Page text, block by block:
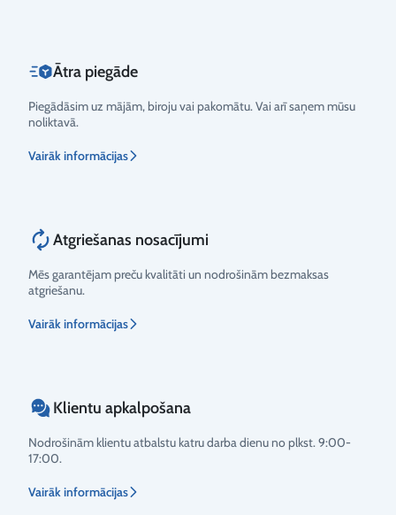
Ātra piegāde
Piegādāsim uz mājām, biroju vai pakomātu. Vai arī saņem mūsu
noliktavā.
Vairāk informācijas
Atgriešanas nosacījumi
Mēs garantējam preču kvalitāti un nodrošinām bezmaksas
atgriešanu.
Vairāk informācijas
Klientu apkalpošana
Nodrošinām klientu atbalstu katru darba dienu no plkst. 9:00-
17:00.
Vairāk informācijas